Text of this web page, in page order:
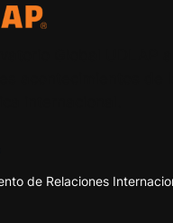
de Relaciones